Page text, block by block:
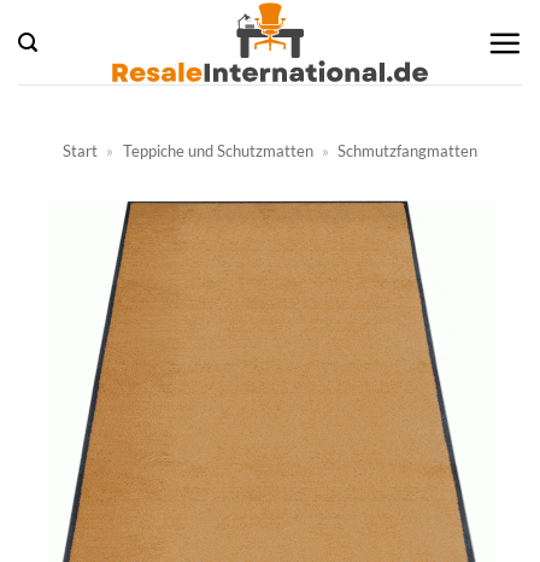
Inhalt
springen
Start » Teppiche und Schutzmatten » Schmutzfangmatten